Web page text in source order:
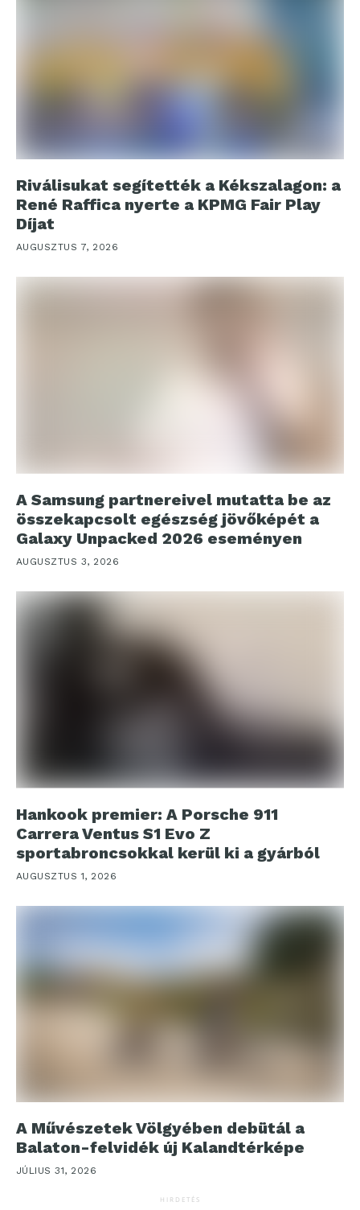
Riválisukat segítették a Kékszalagon: a
René Raffica nyerte a KPMG Fair Play
Díjat
AUGUSZTUS 7, 2026
A Samsung partnereivel mutatta be az
összekapcsolt egészség jövőképét a
Galaxy Unpacked 2026 eseményen
AUGUSZTUS 3, 2026
Hankook premier: A Porsche 911
Carrera Ventus S1 Evo Z
sportabroncsokkal kerül ki a gyárból
AUGUSZTUS 1, 2026
A Művészetek Völgyében debütál a
Balaton-felvidék új Kalandtérképe
JÚLIUS 31, 2026
HIRDETÉS